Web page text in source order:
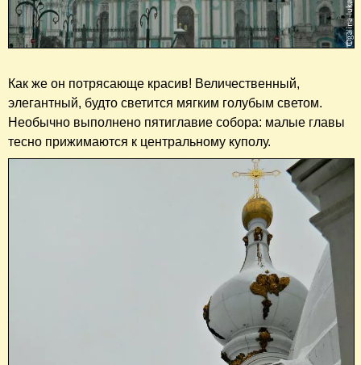
Как же он потрясающе красив! Величественный,
элегантный, будто светится мягким голубым светом.
Необычно выполнено пятиглавие собора: малые главы
тесно прижимаются к центральному куполу.